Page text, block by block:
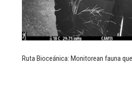
Ruta Bioceánica: Monitorean fauna